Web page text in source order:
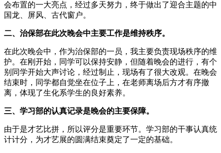
会布置的一大亮点，经过多天努力，终于做出了迎合主题的中
国龙、屏风、古代窗户。
二、治保部在此次晚会中主要工作是维持秩序。
在此次晚会中，作为治保部的一员，我主要负责现场秩序的维
护。在刚开始，同学可以保持安静，但随着晚会的进行，有个
别同学开始大声讨论，经过制止，现场有了很大改观。在晚会
结束时，同学都自觉坐在位子上，在老师离场后方才有序撤
离，体现了生化系学生的良好素养。
三、学习部的认真记录是晚会的主要保障。
由于是才艺比拼，所以评分是重要环节。学习部的干事认真统
计计分，为才艺展的圆满结束奠定了一定的基础。